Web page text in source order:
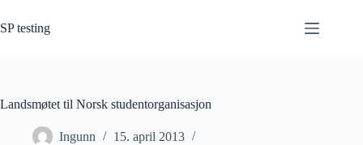
til
innholdet
SP testing
Landsmøtet til Norsk studentorganisasjon
Ingunn
15. april 2013